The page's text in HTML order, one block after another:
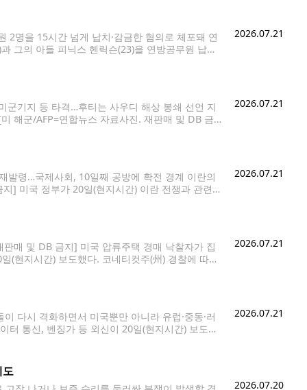
명을 15시간 넘게 납치·감금한 혐의로 체포돼 연
그의 아들 피닉스 헨릭슨(23)을 연방공무원 납치
2026.07.21
기지 등 타격…후티는 사우디 해상 봉쇄 선언 지
해군/AFP=연합뉴스 자료사진. 재판매 및 DB 금
2026.07.21
발령…국제사회, 10일째 공방에 확전 경계 이란의
] 미국 정부가 20일(현지시간) 이란 전쟁과 관련해
2026.07.21
매 및 DB 금지] 미국 압류주택 경매 낙찰자가 집
(현지시간) 보도했다. 코네티컷주(州) 경찰에 따르
2026.07.21
다시 격화하면서 미국뿐만 아니라 유럽·중동·러
터 통신, 벤징가 등 외신이 20일(현지시간) 보도했
2026.07.21
2026.07.20